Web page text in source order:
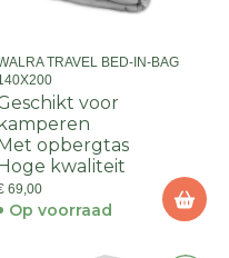
TRAVEL BED-IN-BAG
voor
kamperen
opbergtas
kwaliteit
69,00
Op voorraad